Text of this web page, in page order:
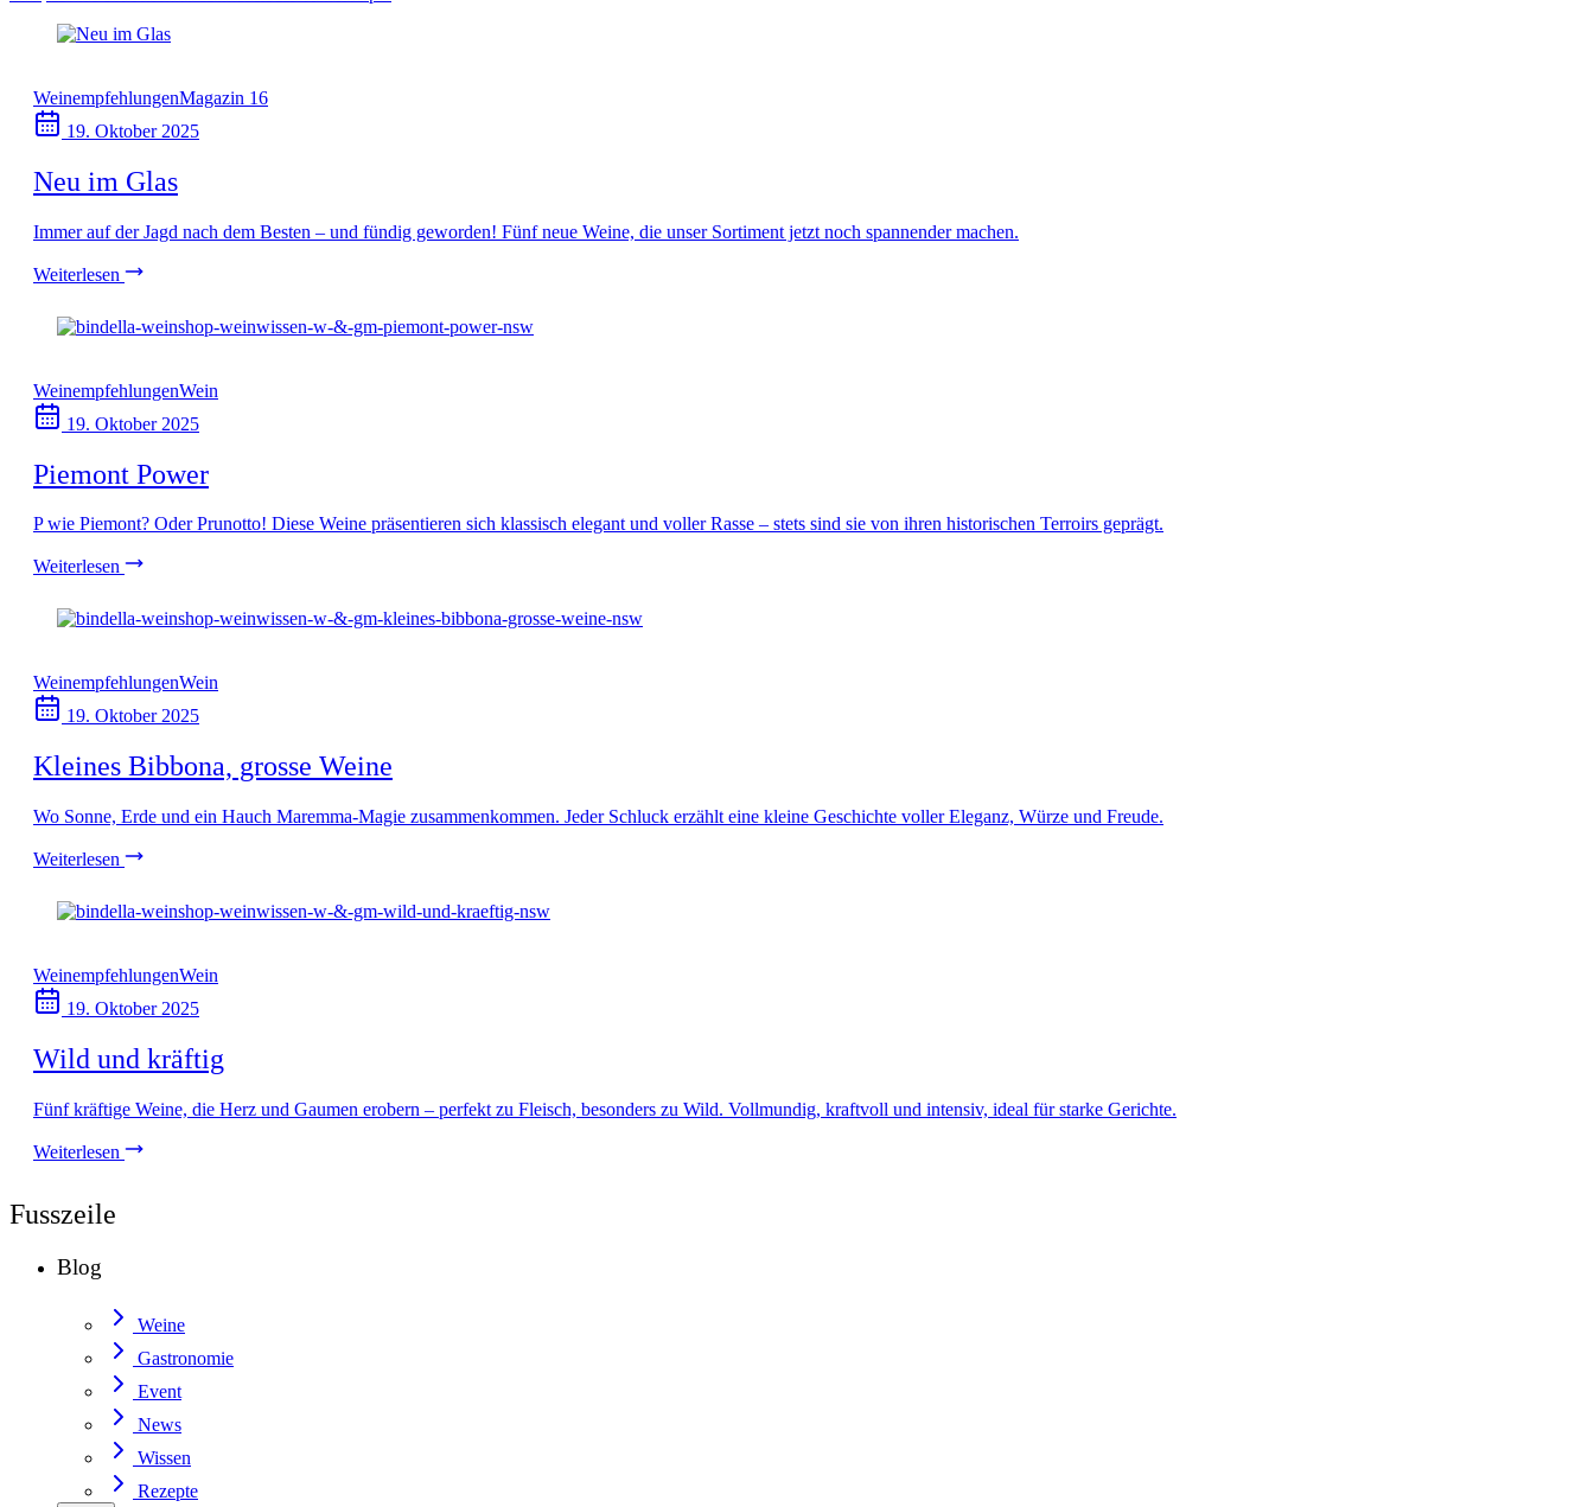
WeinempfehlungenMagazin 16
19. Oktober 2025
Neu im Glas
Immer auf der Jagd nach dem Besten – und fündig geworden! Fünf neue Weine, die unser Sortiment jetzt noch spannender machen.
Weiterlesen
WeinempfehlungenWein
19. Oktober 2025
Piemont Power
P wie Piemont? Oder Prunotto! Diese Weine präsentieren sich klassisch elegant und voller Rasse – stets sind sie von ihren historischen Terroirs geprägt.
Weiterlesen
WeinempfehlungenWein
19. Oktober 2025
Kleines Bibbona, grosse Weine
Wo Sonne, Erde und ein Hauch Maremma-Magie zusammenkommen. Jeder Schluck erzählt eine kleine Geschichte voller Eleganz, Würze und Freude.
Weiterlesen
WeinempfehlungenWein
19. Oktober 2025
Wild und kräftig
Fünf kräftige Weine, die Herz und Gaumen erobern – perfekt zu Fleisch, besonders zu Wild. Vollmundig, kraftvoll und intensiv, ideal für starke Gerichte.
Weiterlesen
Fusszeile
Blog
Weine
Gastronomie
Event
News
Wissen
Rezepte